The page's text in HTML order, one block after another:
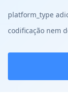
platform_type
codificação nem